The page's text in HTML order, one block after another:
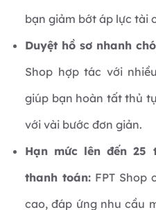
bạn giảm bớt áp lực tài
Duyệt hồ sơ nhanh
Shop hợp tác với
giúp bạn hoàn tất thủ
với vài bước đơn giản.
Hạn mức lên đến 25
thanh toán: FPT Shop
cao, đáp ứng nhu cầu